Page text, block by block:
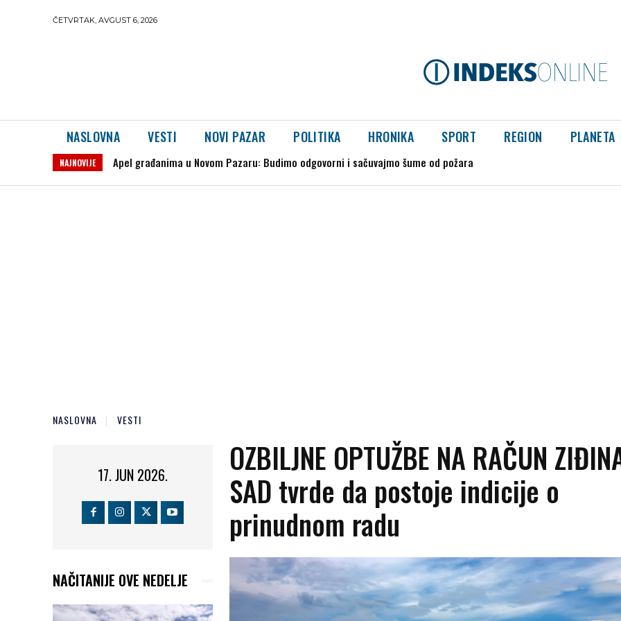
ČETVRTAK, AVGUST 6, 2026
NASLOVNA VESTI NOVI PAZAR POLITIKA HRONIKA SPORT REGION PLANETA
NAJNOVIJE Apel građanima u Novom Pazaru: Budimo odgovorni i sačuvajmo šume od požara
Vatrena stihija i dalje bukti iznad Ibarske klisure: Više od 150 hektara zahvaćeno požarom
NASLOVNA VESTI
17. JUN 2026.
NAČITANIJE OVE NEDELJE
OZBILJNE OPTUŽBE NA RAČUN
SAD tvrde da postoje indicije o
prinudnom radu